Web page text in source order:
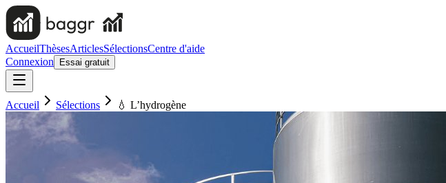
AccueilThèsesArticlesSélectionsCentre d'aide
Connexion
Essai gratuit
Accueil Sélections 💧 L’hydrogène